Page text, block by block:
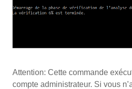
Attention: Cette commande
compte administrateur. Si vous